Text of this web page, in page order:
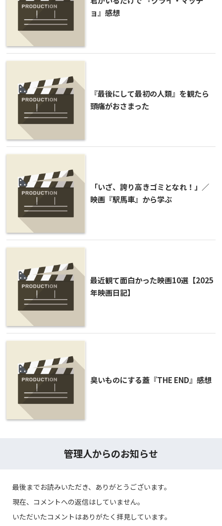
ョ』感想
『最後にして最初の人類』を観たら
頭痛がおさまった
「いざ、誇り高きゴミとなれ！」／
映画『駅馬車』から学ぶ
最近観て面白かった映画10選【2025
年映画日記】
臭いものにする蓋『THE END』感想
管理人からのお知らせ
最後までお読みいただき、ありがとうございます。
現在、コメントへの返信はしていません。
いただいたコメントはありがたく拝見しています。